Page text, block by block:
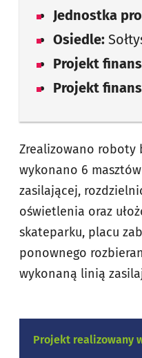
Jednostka
Osiedle:
Projekt
Projekt
Zrealizowano roboty
wykonano 6
zasilającej,
oświetlenia oraz
skateparku, placu
ponownego
wykonaną linią
Projekt realizowany